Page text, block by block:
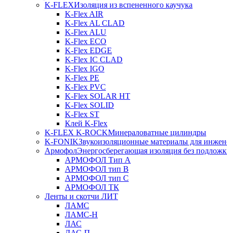
K-FLEXИзоляция из вспененного каучука
K-Flex AIR
K-Flex AL CLAD
K-Flex ALU
K-Flex ECO
K-Flex EDGE
K-Flex IC CLAD
K-Flex IGO
K-Flex PE
K-Flex PVC
K-Flex SOLAR HT
K-Flex SOLID
K-Flex ST
Клей K-Flex
K-FLEX K-ROCKМинераловатные цилиндры
K-FONIKЗвукоизоляционные материалы для
АрмофолЭнергосберегающая изоляция без
АРМОФОЛ Тип А
АРМОФОЛ тип В
АРМОФОЛ тип C
АРМОФОЛ ТК
Ленты и скотчи ЛИТ
ЛАМС
ЛАМС-Н
ЛАС